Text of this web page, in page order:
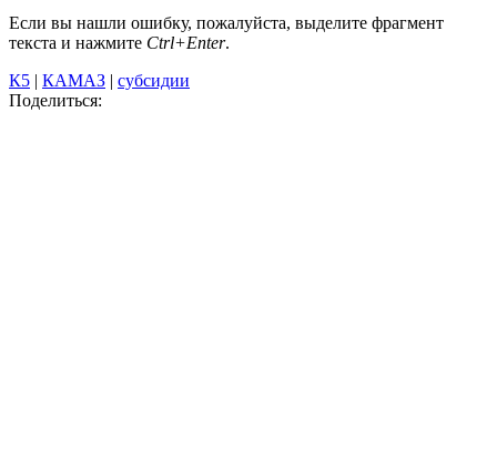
Если вы нашли ошибку, пожалуйста, выделите фрагмент
текста и нажмите Ctrl+Enter.
К5 | КАМАЗ | субсидии
Поделиться: